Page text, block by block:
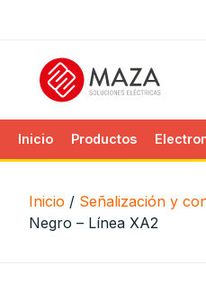
Inicio Productos
Inicio / Señalización y
Negro – Línea XA2